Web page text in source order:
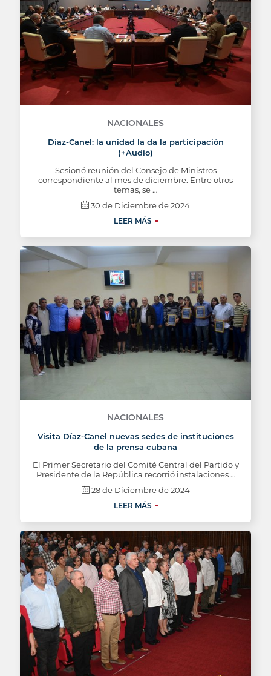
NACIONALES
Díaz-Canel: la unidad la da la participación
(+Audio)
Sesionó reunión del Consejo de Ministros
correspondiente al mes de diciembre. Entre otros
temas, se …
30 de Diciembre de 2024
LEER MÁS
NACIONALES
Visita Díaz-Canel nuevas sedes de instituciones
de la prensa cubana
El Primer Secretario del Comité Central del Partido y
Presidente de la República recorrió instalaciones …
28 de Diciembre de 2024
LEER MÁS